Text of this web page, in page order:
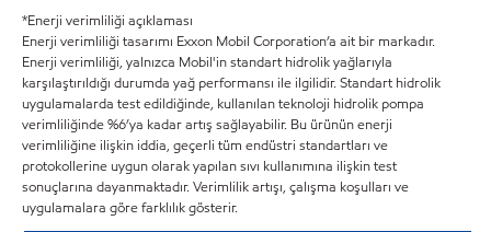
*Enerji verimliliği açıklaması
Enerji verimliliği tasarımı Exxon Mobil Corporation’a ait bir markadır.
Enerji verimliliği, yalnızca Mobil'in standart hidrolik yağlarıyla
karşılaştırıldığı durumda yağ performansı ile ilgilidir. Standart hidrolik
uygulamalarda test edildiğinde, kullanılan teknoloji hidrolik pompa
verimliliğinde %6’ya kadar artış sağlayabilir. Bu ürünün enerji
verimliliğine ilişkin iddia, geçerli tüm endüstri standartları ve
protokollerine uygun olarak yapılan sıvı kullanımına ilişkin test
sonuçlarına dayanmaktadır. Verimlilik artışı, çalışma koşulları ve
uygulamalara göre farklılık gösterir.